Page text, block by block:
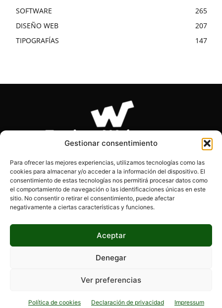
Gestionar consentimiento
Para ofrecer las mejores experiencias, utilizamos tecnologías como las
cookies para almacenar y/o acceder a la información del dispositivo. El
consentimiento de estas tecnologías nos permitirá procesar datos como
el comportamiento de navegación o las identificaciones únicas en este
sitio. No consentir o retirar el consentimiento, puede afectar
negativamente a ciertas características y funciones.
Aceptar
Denegar
Ver preferencias
Política de cookies Declaración de privacidad Impressum
SOFTWARE
265
DISEÑO WEB
207
TIPOGRAFÍAS
147
SOBRE NOSOTROS
Páginas Webs es el blog de los desarrolladores, diseñadores
y programadores. Encontrarás información actualizada, tips,
consejos y mucho más.
SÍGUENOS